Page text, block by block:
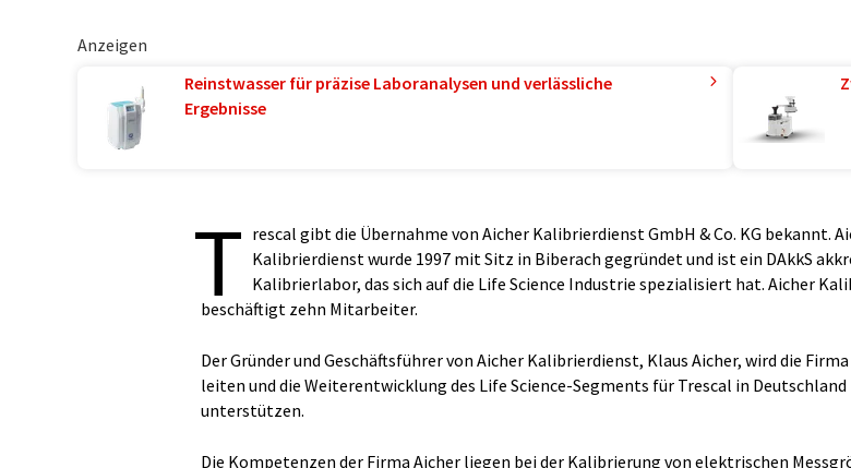
Anzeigen
Reinstwasser für präzise Laboranalysen und verlässliche
Ergebnisse
T rescal gibt die Übernahme von Aicher Kalibrierdienst GmbH & Co. KG bekannt.
Kalibrierdienst wurde 1997 mit Sitz in Biberach gegründet und ist ein DAkkS
Kalibrierlabor, das sich auf die Life Science Industrie spezialisiert hat. Aicher
beschäftigt zehn Mitarbeiter.
Der Gründer und Geschäftsführer von Aicher Kalibrierdienst, Klaus Aicher, wird die
leiten und die Weiterentwicklung des Life Science-Segments für Trescal in Deutschland
unterstützen.
Die Kompetenzen der Firma Aicher liegen bei der Kalibrierung von elektrischen